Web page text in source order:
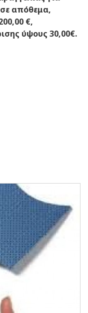
απόθεμα,
€,
ύψους 30,00€.